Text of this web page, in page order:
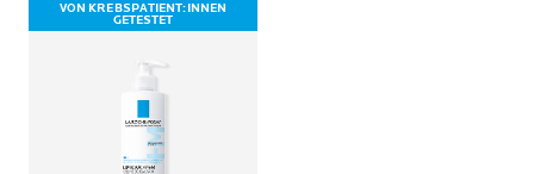
VON KREBSPATIENT:INNEN
GETESTET